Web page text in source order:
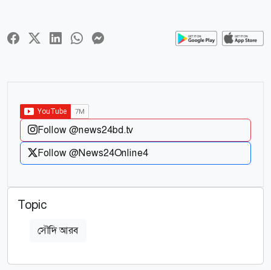
Follow @news24bd.tv
Follow @News24Online4
Topic
সৌদি আরব